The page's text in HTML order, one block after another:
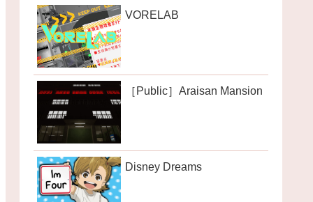
VORELAB
［Public］Araisan Mansion
Disney Dreams